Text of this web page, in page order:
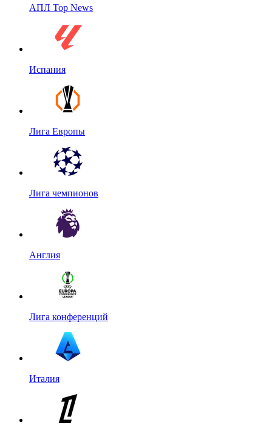
АПЛ Top News
Испания
Лига Европы
Лига чемпионов
Англия
Лига конференций
Италия